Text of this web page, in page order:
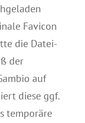
Favicon
die Datei-
der
auf
diese ggf.
temporäre